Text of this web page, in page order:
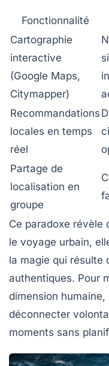
Fonctionnalité
Cartographie
interactive
(Google Maps,
Citymapper)
Recommandations
locales en temps
réel
Partage de
localisation en
groupe
Ce paradoxe révèle
le voyage urbain,
la magie qui résulte
authentiques. Pour
dimension
déconnecter
moments sans